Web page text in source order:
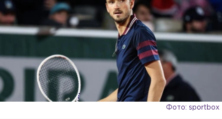
Фото: sportbox